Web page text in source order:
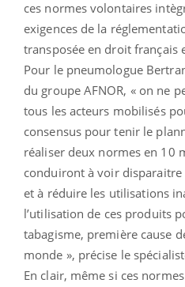
ces normes volontaires
exigences de la
transposée en droit français
Pour le pneumologue
du groupe AFNOR, « on ne
tous les acteurs mobilisés
consensus pour tenir le
réaliser deux normes en 10
conduiront à voir
et à réduire les utilisations
l’utilisation de ces produits
tabagisme, première cause
monde », précise le
En clair, même si ces